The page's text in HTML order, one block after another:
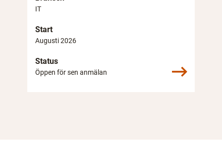
IT
Start
Augusti 2026
Status
Öppen för sen anmälan